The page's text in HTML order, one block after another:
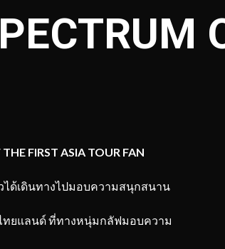
THE FIRST ASIA TOUR FAN
ได้เดินทางไปมอบความสนุกสนาน
ทยแลนด์ ที่ทางหนุ่มกลัฟมอบความ